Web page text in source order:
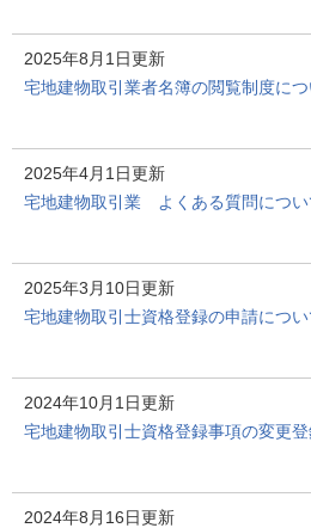
2025年8月1日更新
宅地建物取引業者名簿の閲覧制度に
2025年4月1日更新
宅地建物取引業 よくある質問につい
2025年3月10日更新
宅地建物取引士資格登録の申請につい
2024年10月1日更新
宅地建物取引士資格登録事項の変更
2024年8月16日更新